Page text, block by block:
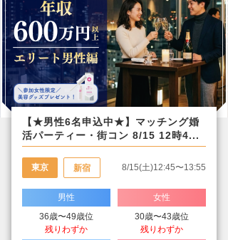
【★男性6名申込中★】マッチング婚
活パーティー・街コン 8/15 12時4...
東京 新宿 8/15(土)12:45〜13:55
男性
36歳〜49歳位
残りわずか
女性
30歳〜43歳位
残りわずか